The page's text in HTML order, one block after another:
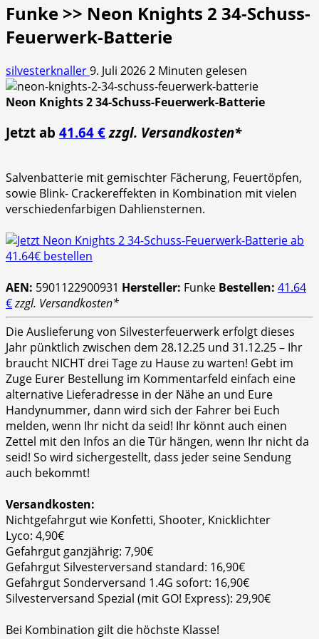
Funke >> Neon Knights 2 34-Schuss-
Feuerwerk-Batterie
silvesterknaller9. Juli 20262 Minuten gelesen
Neon Knights 2 34-Schuss-Feuerwerk-Batterie
Jetzt ab 41.64 € zzgl. Versandkosten*
Salvenbatterie mit gemischter Fächerung, Feuertöpfen,
sowie Blink- Crackereffekten in Kombination mit vielen
verschiedenfarbigen Dahliensternen.
AEN: 5901122900931 Hersteller: Funke Bestellen: 41.64
€zzgl. Versandkosten*
Die Auslieferung von Silvesterfeuerwerk erfolgt dieses
Jahr pünktlich zwischen dem 28.12.25 und 31.12.25 – Ihr
braucht NICHT drei Tage zu Hause zu warten! Gebt im
Zuge Eurer Bestellung im Kommentarfeld einfach eine
alternative Lieferadresse in der Nähe an und Eure
Handynummer, dann wird sich der Fahrer bei Euch
melden, wenn Ihr nicht da seid! Ihr könnt auch einen
Zettel mit den Infos an die Tür hängen, wenn Ihr nicht da
seid! So wird sichergestellt, dass jeder seine Sendung
auch bekommt!
Versandkosten:
Nichtgefahrgut wie Konfetti, Shooter, Knicklichter
Lyco: 4,90€
Gefahrgut ganzjährig: 7,90€
Gefahrgut Silvesterversand standard: 16,90€
Gefahrgut Sonderversand 1.4G sofort: 16,90€
Silvesterversand Spezial (mit GO! Express): 29,90€
Bei Kombination gilt die höchste Klasse!